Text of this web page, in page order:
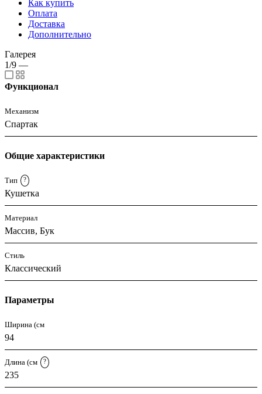
Как купить
Оплата
Доставка
Дополнительно
Галерея
1/9 —
Функционал
Механизм
Спартак
Общие характеристики
Тип ?
Кушетка
Материал
Массив, Бук
Стиль
Классический
Параметры
Ширина (см
94
Длина (см ?
235